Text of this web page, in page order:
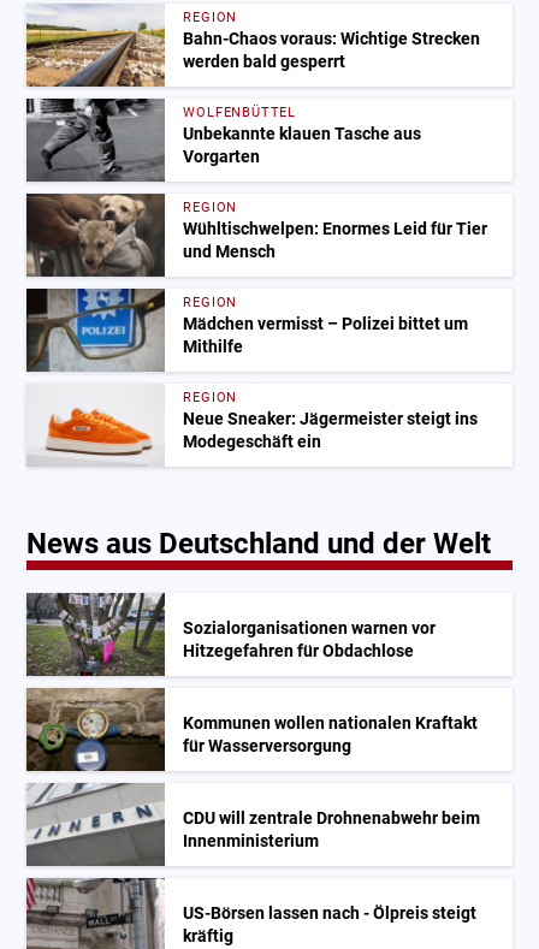
REGION
Bahn-Chaos voraus: Wichtige Strecken
werden bald gesperrt
WOLFENBÜTTEL
Unbekannte klauen Tasche aus
Vorgarten
REGION
Wühltischwelpen: Enormes Leid für Tier
und Mensch
REGION
Mädchen vermisst – Polizei bittet um
Mithilfe
REGION
Neue Sneaker: Jägermeister steigt ins
Modegeschäft ein
News aus Deutschland und der Welt
Sozialorganisationen warnen vor
Hitzegefahren für Obdachlose
Kommunen wollen nationalen Kraftakt
für Wasserversorgung
CDU will zentrale Drohnenabwehr beim
Innenministerium
US-Börsen lassen nach - Ölpreis steigt
kräftig